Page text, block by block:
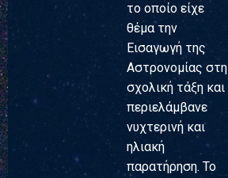
το οποίο είχε
θέμα την
Εισαγωγή της
Αστρονομίας στη
σχολική τάξη και
περιελάμβανε
νυχτερινή και
ηλιακή
παρατήρηση. Το